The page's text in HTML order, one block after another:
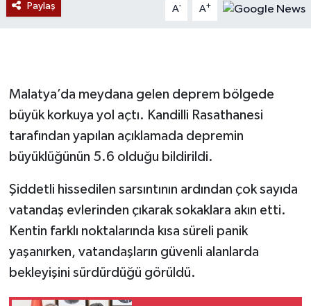
Paylaş A- A+
Malatya’da meydana gelen deprem bölgede
büyük korkuya yol açtı. Kandilli Rasathanesi
tarafından yapılan açıklamada depremin
büyüklüğünün 5.6 olduğu bildirildi.
Şiddetli hissedilen sarsıntının ardından çok sayıda
vatandaş evlerinden çıkarak sokaklara akın etti.
Kentin farklı noktalarında kısa süreli panik
yaşanırken, vatandaşların güvenli alanlarda
bekleyişini sürdürdüğü görüldü.
Eğitim
Genel
Gökçebey
GÜNDEM
İş ilanı
Kilimli
MAGAZİN